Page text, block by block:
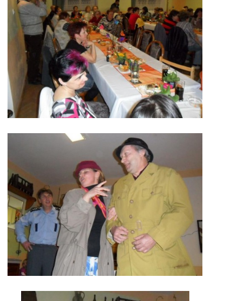
GRANTY A DOTACE
MOBILNÍ APLIKACE
FREE WIFI
VÝZNAČNÍ RODÁCI
PODĚKOVÁNÍ
NAPSALI O NÁS....
SLUŽBY
KNIHOVNÍ ŘÁD
HRY, KVÍZY, VZDĚLÁVÁNÍ ON-LINE